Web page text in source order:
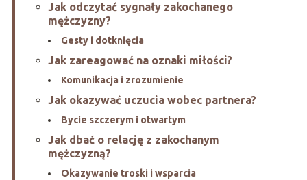
Jak odczytać sygnały zakochanego
mężczyzny?
Gesty i dotknięcia
Jak zareagować na oznaki miłości?
Komunikacja i zrozumienie
Jak okazywać uczucia wobec partnera?
Bycie szczerym i otwartym
Jak dbać o relację z zakochanym
mężczyzną?
Okazywanie troski i wsparcia